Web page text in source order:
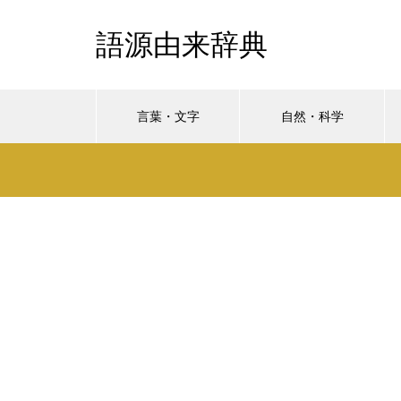
語源由来辞典
言葉・文字 自然・科学